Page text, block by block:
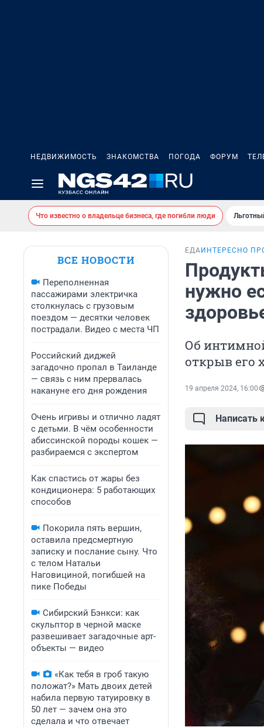
НЕДВИЖИМОСТЬ ЗНАКОМСТВА ПОГОДА ФОРУМ
Что известно о владельце бизнеса, где погибли люди
ВСЕ НОВОСТИ
Переполненная
пассажирами электричка
столкнулась с грузовым
поездом — десятки человек
пострадали. Видео с места ЧП
Российский диджей
загадочно пропал в Таиланде
— связь с ним прервалась
накануне его дня рождения
Очень игривы и отлично ладят
с детьми. В чём особенности
абиссинской породы кошек —
разбираемся с экспертом
Как спастись от жары без
кондиционера: 5 работающих
способов
Покорила пять вершин,
оставила предсмертную
записку и послание сыну. Что
с телом Натальи
Наговициной, погибшей на
пике Победы
Сибирский Бэнкси: как
скульптор в черной маске
развешивает загадочные арт-
объекты — видео
«Как тебя в гроб такую
положат?» Мать двоих детей
набила первую татуировку в
50 лет — зачем она это
сделала и что отвечает
ЕДА ИНТЕРЕСНО
нужно
Об
открыв его
19 апреля 2024, 16:00
Написать